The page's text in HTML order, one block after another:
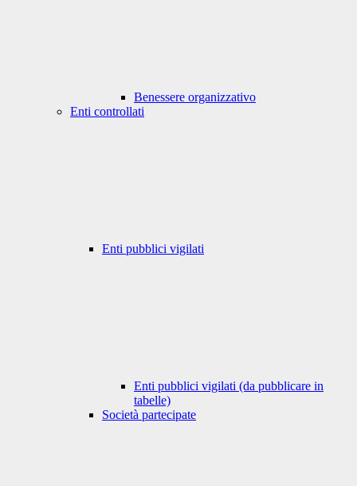
Benessere organizzativo
Enti controllati
Enti pubblici vigilati
Enti pubblici vigilati (da pubblicare in
tabelle)
Società partecipate